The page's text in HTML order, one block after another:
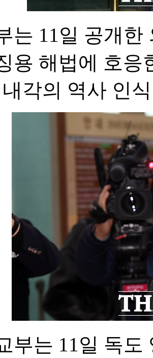
는 11일 공개
용 해법에 호응
각의 역사 인
부는 11일 독